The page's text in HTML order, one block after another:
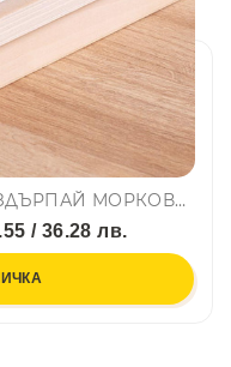
🥕Дървена игра за памет ИЗДЪРПАЙ МОРКОВЧЕ - МОНТЕСОРИ СОРТЕР CSDW-023
/ 36.28 лв.